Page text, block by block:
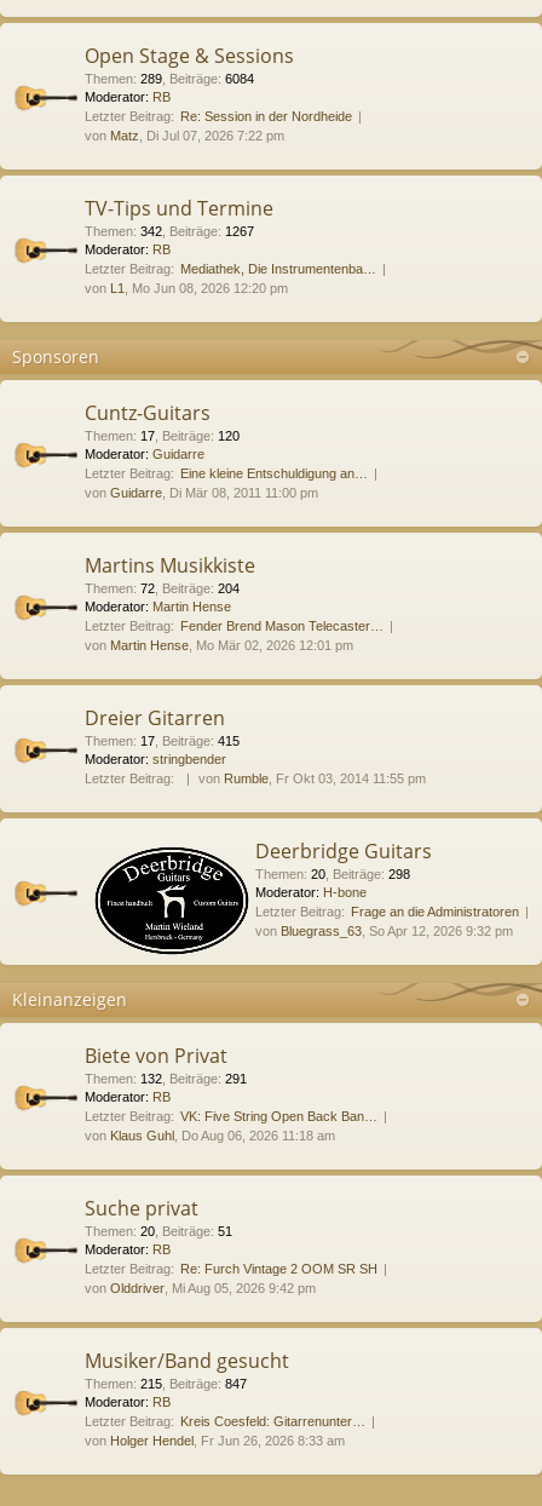
Open Stage & Sessions
Themen: 289 Beiträge: 6084
Moderator: RB
Letzter Beitrag: Re: Session in der Nordheide
von Matz , Di Jul 07, 2026 7:22 pm
TV-Tips und Termine
Themen: 342 Beiträge: 1267
Moderator: RB
Letzter Beitrag: Mediathek, Die Instrumentenba…
von L1 , Mo Jun 08, 2026 12:20 pm
Sponsoren
Cuntz-Guitars
Themen: 17 Beiträge: 120
Moderator: Guidarre
Letzter Beitrag: Eine kleine Entschuldigung an…
von Guidarre , Di Mär 08, 2011 11:00 pm
Martins Musikkiste
Themen: 72 Beiträge: 204
Moderator: Martin Hense
Letzter Beitrag: Fender Brend Mason Telecaster…
von Martin Hense , Mo Mär 02, 2026 12:01 pm
Dreier Gitarren
Themen: 17 Beiträge: 415
Moderator: stringbender
Letzter Beitrag:
von Rumble , Fr Okt 03, 2014 11:55 pm
Deerbridge Guitars
Themen: 20 Beiträge: 298
Moderator: H-bone
Letzter Beitrag: Frage an die Administratoren
von Bluegrass_63 , So Apr 12, 2026 9:32 pm
Kleinanzeigen
Biete von Privat
Themen: 132 Beiträge: 291
Moderator: RB
Letzter Beitrag: VK: Five String Open Back Ban…
von Klaus Guhl , Do Aug 06, 2026 11:18 am
Suche privat
Themen: 20 Beiträge: 51
Moderator: RB
Letzter Beitrag: Re: Furch Vintage 2 OOM SR SH
von Olddriver , Mi Aug 05, 2026 9:42 pm
Musiker/Band gesucht
Themen: 215 Beiträge: 847
Moderator: RB
Letzter Beitrag: Kreis Coesfeld: Gitarrenunter…
von Holger Hendel , Fr Jun 26, 2026 8:33 am